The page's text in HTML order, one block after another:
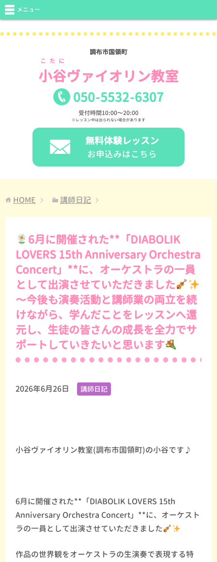
調布市国領町
小谷
こたに
ヴァイオリン教室
050-5532-6307
受付時間10:00〜20:00
※レッスン中は出られない場合があります
無料体験レッスン
お申込みはこちら
メニュー
HOME 講師日記
6月に開催された**「DIABOLIK
LOVERS 15th Anniversary Orchestra
Concert」**に、オーケストラの一員
として出演させていただきました
〜今後も演奏活動と講師業の両立を続
けながら、学んだことをレッスンへ還
元し、生徒の皆さんの成長を全力でサ
ポートしていきたいと思います
2026年6月26日 講師日記
小谷ヴァイオリン教室(調布市国領町)の小谷です♪
6月に開催された**「DIABOLIK LOVERS 15th
Anniversary Orchestra Concert」**に、オーケスト
ラの一員として出演させていただきました
作品の世界観をオーケストラの生演奏で表現する特